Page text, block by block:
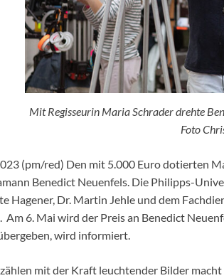
Mit Regisseurin Maria Schrader drehte
Foto
(pm/red) Den mit 5.000 Euro dotierten
Benedict Neuenfels. Die Philipps-
Hagener, Dr. Martin Jehle und dem
Am 6. Mai wird der Preis an Benedict
wird informiert.
mit der Kraft leuchtender Bilder